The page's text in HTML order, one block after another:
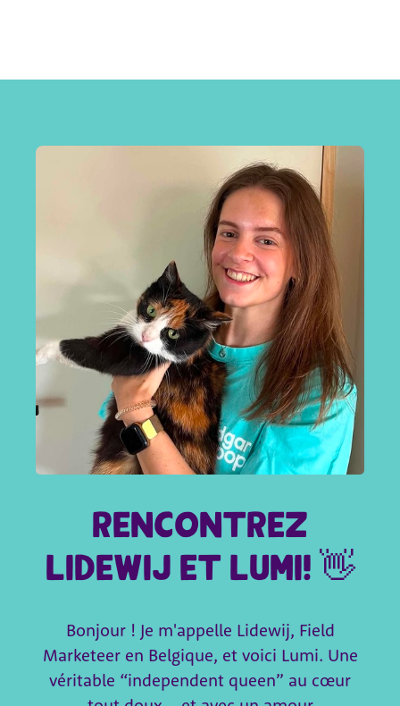
Rencontrez
Lidewij et Lumi! 👋
Bonjour ! Je m'appelle Lidewij, Field
Marketeer en Belgique, et voici Lumi. Une
véritable “independent queen” au cœur